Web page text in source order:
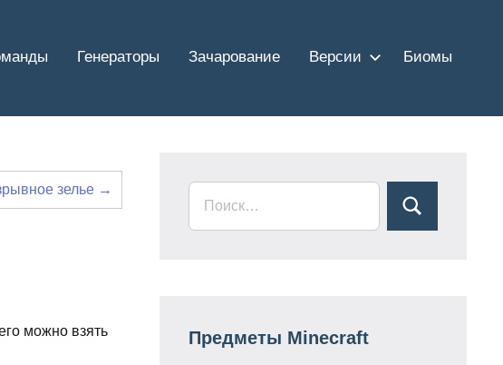
Генераторы Зачарование Версии Биомы
зелье →
можно взять
Предметы Minecraft